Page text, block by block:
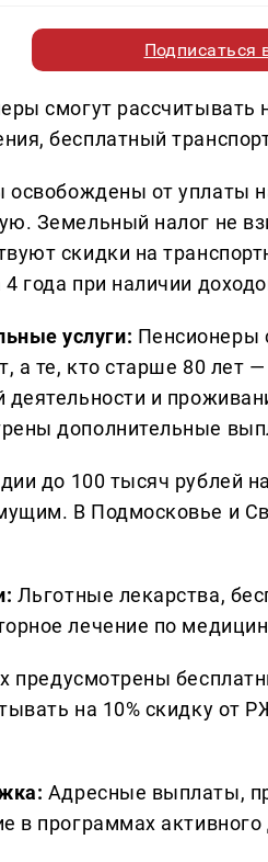
Подписаться
смогут
бесплатный
освобождены от уплаты
Земельный налог не
скидки на
4 года при наличии
услуги: Пенсионеры
а те, кто старше 80 лет
деятельности и
дополнительные
до 100 тысяч рублей
В Подмосковье и
Льготные лекарства,
лечение по
предусмотрены
на 10% скидку
Адресные выплаты,
в программах активного